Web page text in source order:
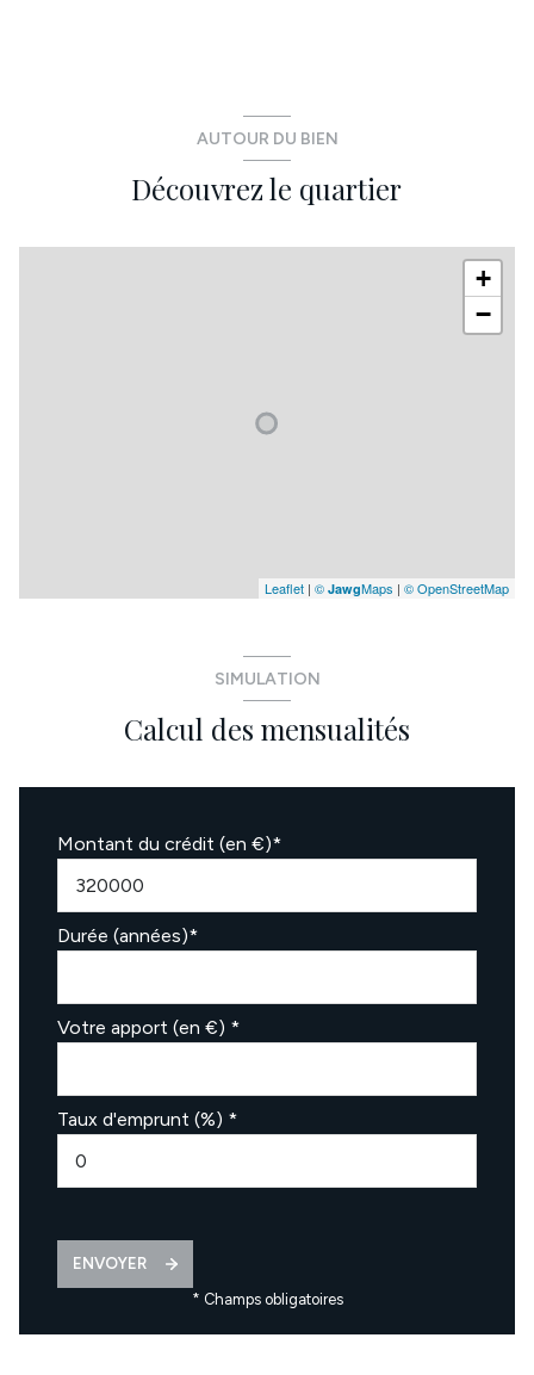
AUTOUR DU BIEN
Découvrez le quartier
+
−
Leaflet | © JawgMaps | © OpenStreetMap
SIMULATION
Calcul des mensualités
Montant du crédit (en €)*
Durée (années)*
Votre apport (en €) *
Taux d'emprunt (%) *
ENVOYER
* Champs obligatoires